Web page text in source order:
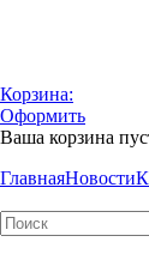
Корзина:
Оформить
Ваша корзина
ГлавнаяНовости